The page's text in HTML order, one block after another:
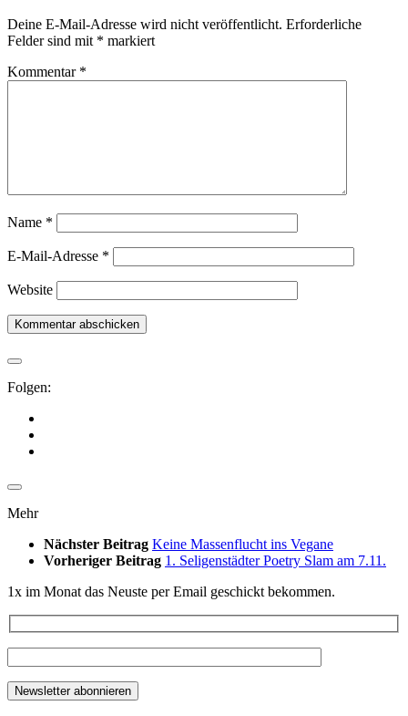
Deine E-Mail-Adresse wird nicht veröffentlicht. Erforderliche
Felder sind mit * markiert
Kommentar *
Name *
E-Mail-Adresse *
Website
Folgen:
Mehr
Nächster Beitrag Keine Massenflucht ins Vegane
Vorheriger Beitrag 1. Seligenstädter Poetry Slam am 7.11.
1x im Monat das Neuste per Email geschickt bekommen.